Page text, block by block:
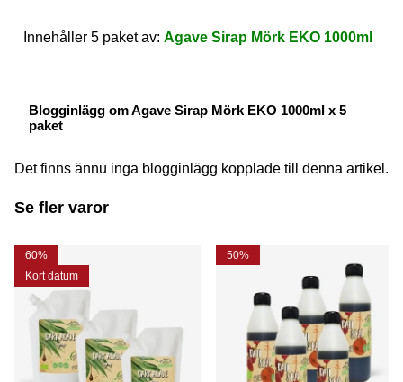
Innehåller 5 paket av: Agave Sirap Mörk EKO 1000ml
Blogginlägg om Agave Sirap Mörk EKO 1000ml x 5
paket
Det finns ännu inga blogginlägg kopplade till denna artikel.
Se fler varor
60%
Kort datum
50%